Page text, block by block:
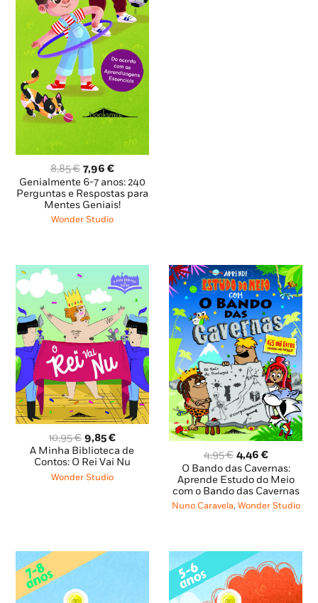
8,85€ O
preço
original
era:
8,85 €.
7,96 €O
preço
atual
é:
7,96 €.
Genialmente 6-7 anos: 240
Perguntas e Respostas para
Mentes Geniais!
Wonder Studio
10,95€ O
preço
original
era:
9,85€O
preço
atual
A Minha Biblioteca de
Contos: O Rei Vai Nu
Wonder Studio
4,95€ O
preço
original
era:
4,95 €.
4,46 €O
preço
atual
é:
4,46 €.
O Bando das Cavernas:
Aprende Estudo do Meio
com o Bando das Cavernas
Nuno Caravela, Wonder Studio